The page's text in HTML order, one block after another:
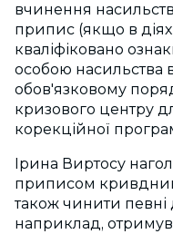
вчинення
припис (якщо в
кваліфіковано
особою насильства в
обов'язковому
кризового центру
корекційної
Ірина Виртосу
приписом
також чинити певні
наприклад,